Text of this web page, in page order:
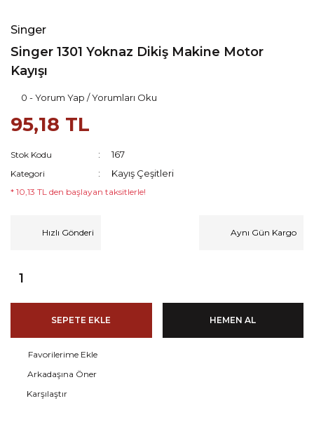
Singer
Singer 1301 Yoknaz Dikiş Makine Motor
Kayışı
0 - Yorum Yap / Yorumları Oku
95,18 TL
Stok Kodu 167
Kategori Kayış Çeşitleri
* 10,13 TL den başlayan taksitlerle!
Hızlı Gönderi Aynı Gün Kargo
SEPETE EKLE HEMEN AL
Arkadaşına Öner
Karşılaştır